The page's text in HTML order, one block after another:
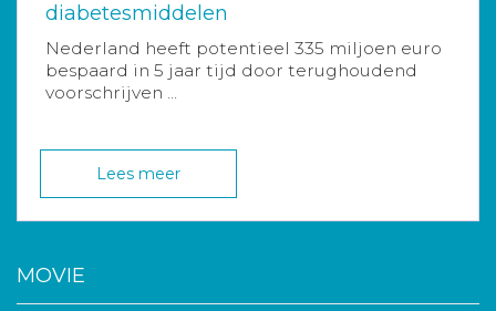
diabetesmiddelen
Nederland heeft potentieel 335 miljoen euro
bespaard in 5 jaar tijd door terughoudend
voorschrijven ...
Lees meer
MOVIE